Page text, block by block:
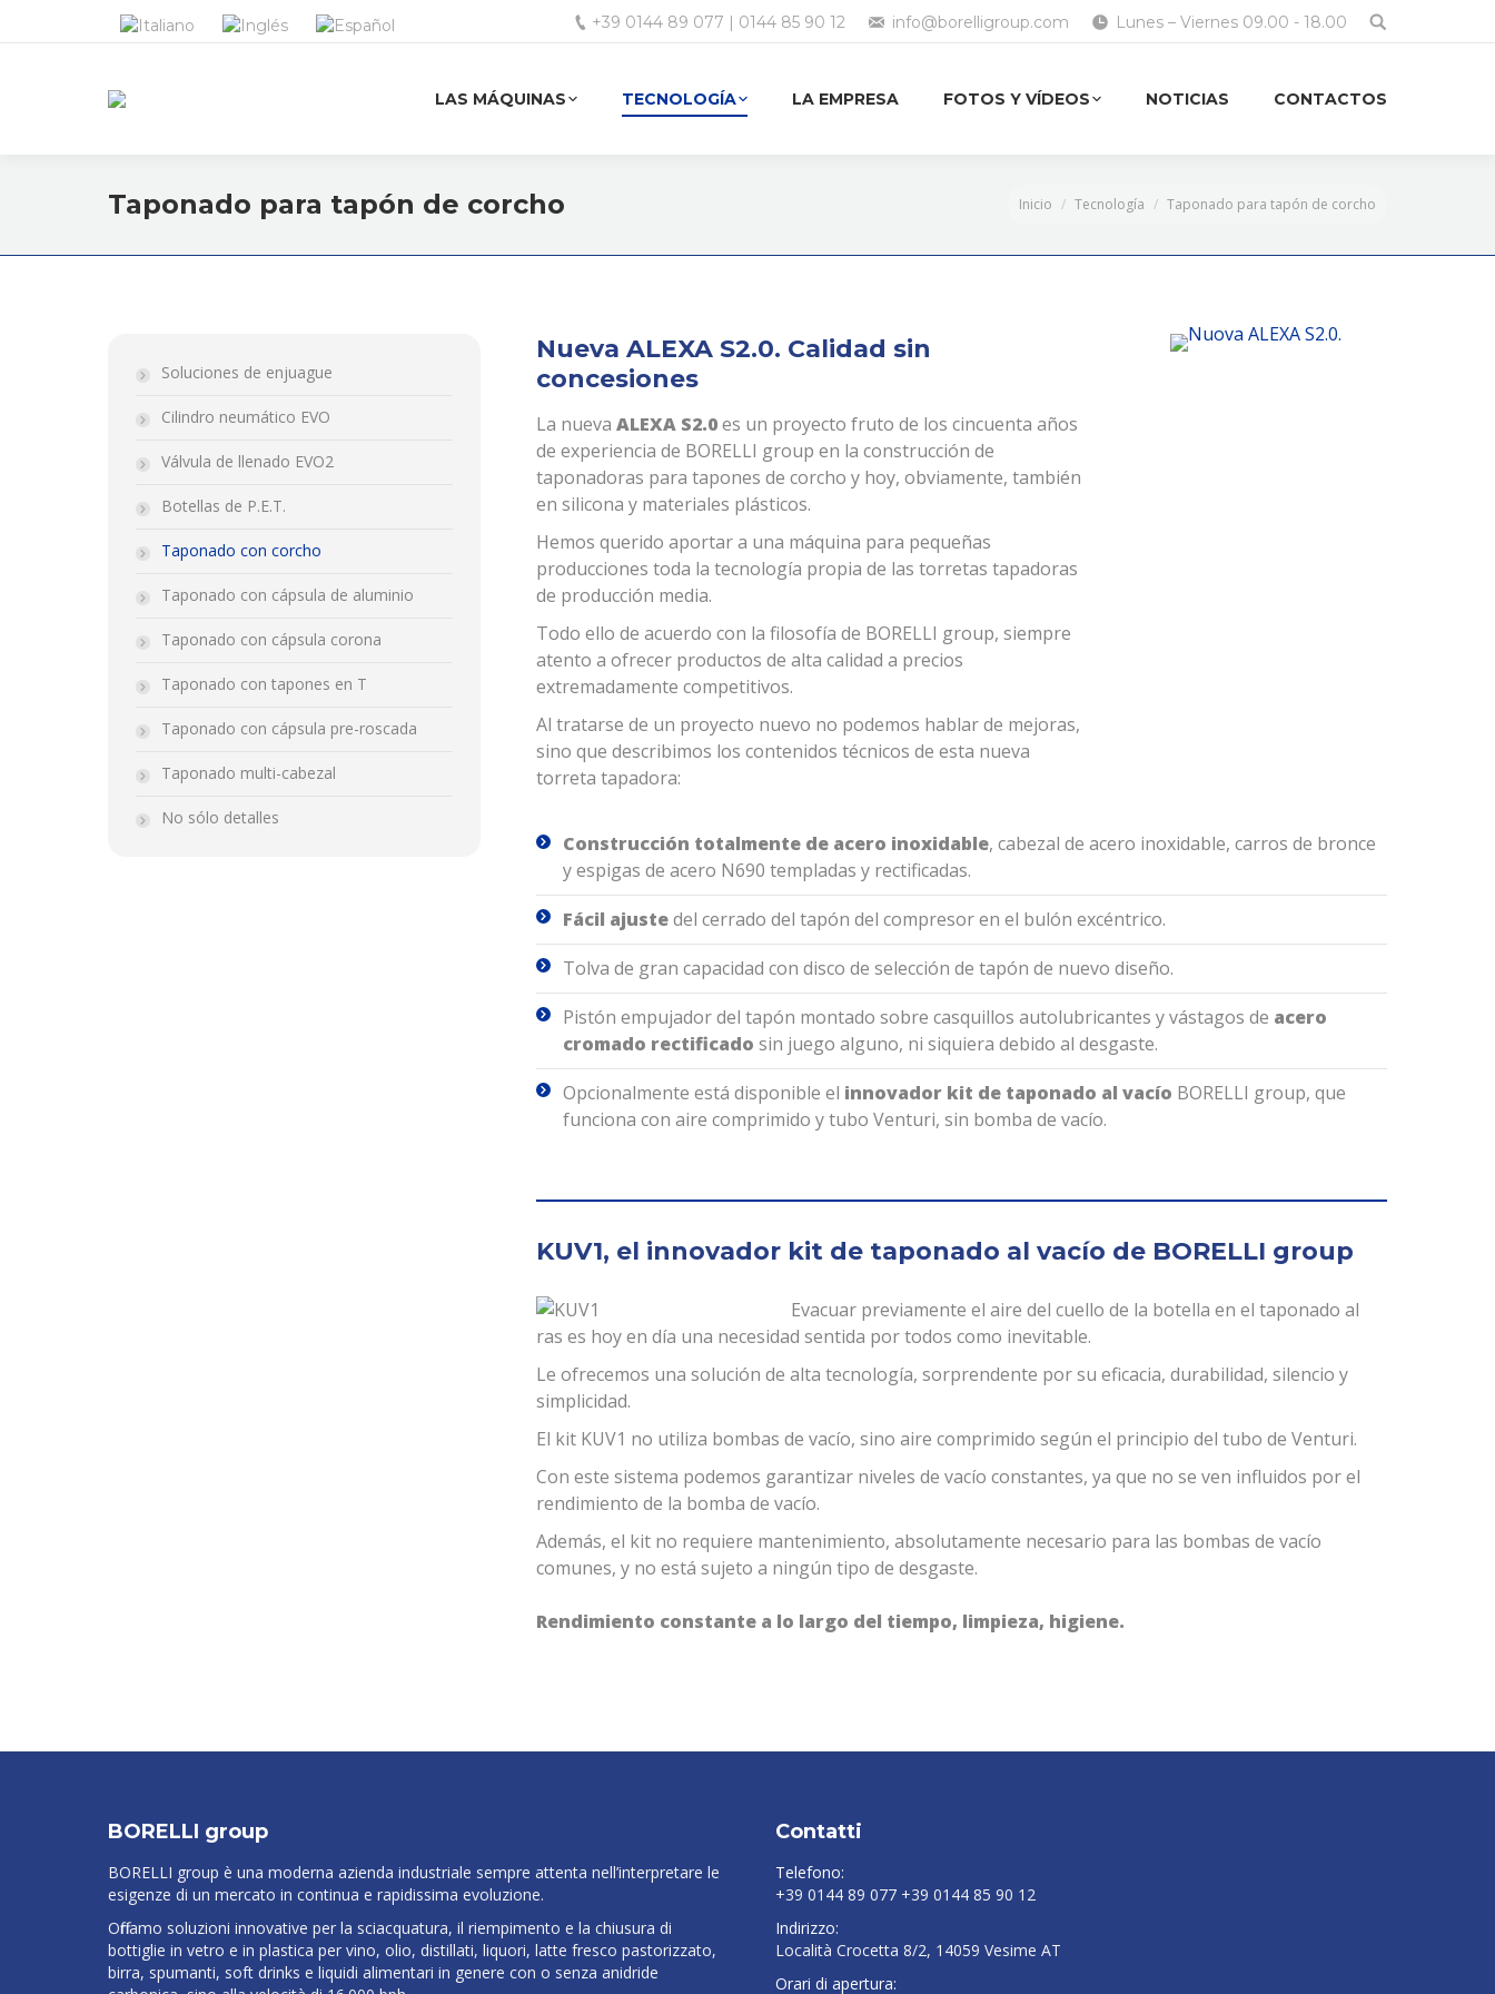
+39 0144 89 077 | 0144 85 90 12 info@borelligroup.com Lunes – Viernes 09.00 - 18.00
LAS MÁQUINAS TECNOLOGÍA LA EMPRESA FOTOS Y VÍDEOS NOTICIAS CONTACTOS
Taponado para tapón de corcho Inicio Tecnología Taponado para tapón de corcho
Nueva ALEXA S2.0. Calidad sin
concesiones
La nueva ALEXA S2.0es un proyecto fruto de los cincuenta años
de experiencia de BORELLI group en la construcción de
taponadoras para tapones de corcho y hoy, obviamente, también
en silicona y materiales plásticos.
Hemos querido aportar a una máquina para pequeñas
producciones toda la tecnología propia de las torretas tapadoras
de producción media.
Todo ello de acuerdo con la filosofía de BORELLI group, siempre
atento a ofrecer productos de alta calidad a precios
extremadamente competitivos.
Al tratarse de un proyecto nuevo no podemos hablar de mejoras,
sino que describimos los contenidos técnicos de esta nueva
torreta tapadora:
Construcción totalmente de acero inoxidable, cabezal de acero inoxidable, carros de bronce
y espigas de acero N690 templadas y rectificadas.
Fácil ajustedel cerrado del tapón del compresor en el bulón excéntrico.
Tolva de gran capacidad con disco de selección de tapón de nuevo diseño.
Pistón empujador del tapón montado sobre casquillos autolubricantes y vástagos de acero
cromado rectificado sin juego alguno, ni siquiera debido al desgaste.
Opcionalmente está disponible el innovador kit de taponado al vacío BORELLI group, que
funciona con aire comprimido y tubo Venturi, sin bomba de vacío.
KUV1, el innovador kit de taponado al vacío de BORELLI group
Evacuar previamente el aire del cuello de la botella en el taponado al
ras es hoy en día una necesidad sentida por todos como inevitable.
Le ofrecemos una solución de alta tecnología, sorprendente por su eficacia, durabilidad, silencio y
simplicidad.
El kit KUV1 no utiliza bombas de vacío, sino aire comprimido según el principio del tubo de Venturi.
Con este sistema podemos garantizar niveles de vacío constantes, ya que no se ven influidos por el
rendimiento de la bomba de vacío.
Además, el kit no requiere mantenimiento, absolutamente necesario para las bombas de vacío
comunes, y no está sujeto a ningún tipo de desgaste.
Rendimiento constante a lo largo del tiempo, limpieza, higiene.
Soluciones de enjuague
Cilindro neumático EVO
Válvula de llenado EVO2
Botellas de P.E.T.
Taponado con corcho
Taponado con cápsula de aluminio
Taponado con cápsula corona
Taponado con tapones en T
Taponado con cápsula pre-roscada
Taponado multi-cabezal
No sólo detalles
BORELLI group
BORELLI group è una moderna azienda industriale sempre attenta nell’interpretare le
esigenze di un mercato in continua e rapidissima evoluzione.
Offriamo soluzioni innovative per la sciacquatura, il riempimento e la chiusura di
bottiglie in vetro e in plastica per vino, olio, distillati, liquori, latte fresco pastorizzato,
birra, spumanti, soft drinks e liquidi alimentari in genere con o senza anidride
Contatti
Telefono:
+39 0144 89 077 +39 0144 85 90 12
Indirizzo:
Località Crocetta 8/2, 14059 Vesime AT
Orari di apertura: